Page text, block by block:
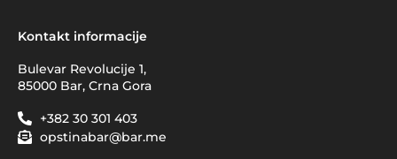
Kontakt informacije
Bulevar Revolucije 1,
85000 Bar, Crna Gora
+382 30 301 403
opstinabar@bar.me